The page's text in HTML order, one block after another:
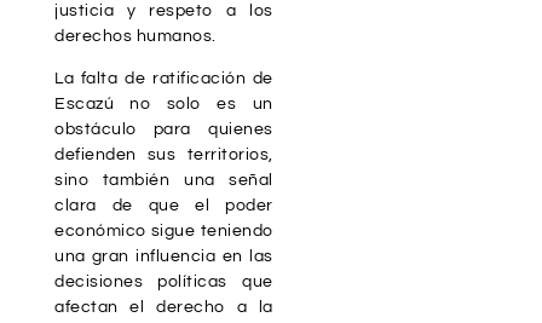
justicia y respeto a los
derechos humanos.
La falta de ratificación de
Escazú no solo es un
obstáculo para quienes
defienden sus territorios,
sino también una señal
clara de que el poder
económico sigue teniendo
una gran influencia en las
decisiones políticas que
afectan el derecho a la